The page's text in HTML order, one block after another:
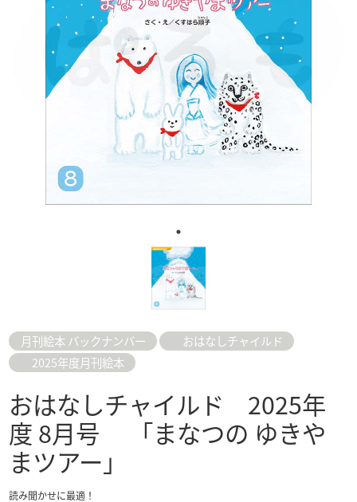
月刊絵本 バックナンバー
おはなしチャイルド
2025年度月刊絵本
おはなしチャイルド 2025年
度 8月号 「まなつの ゆきや
まツアー」
読み聞かせに最適！